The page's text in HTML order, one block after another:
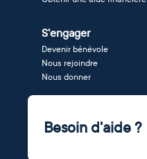
S'engager
Devenir bénévole
Nous rejoindre
Nous donner
Besoin d'aide ?